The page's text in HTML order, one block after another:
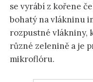
se vyrábí z kořene
bohatý na vlákninu
rozpustné vlákniny,
různé zelenině a je
mikroflóru.